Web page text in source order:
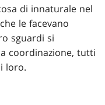
di innaturale nel
le facevano
sguardi si
coordinazione, tutti
loro.